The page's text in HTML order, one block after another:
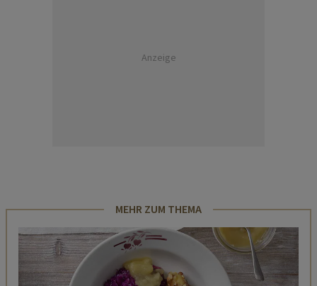
Anzeige
MEHR ZUM THEMA